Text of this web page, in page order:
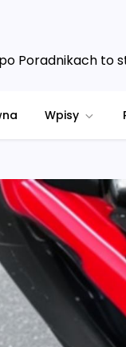
Poradnikach to
Wpisy